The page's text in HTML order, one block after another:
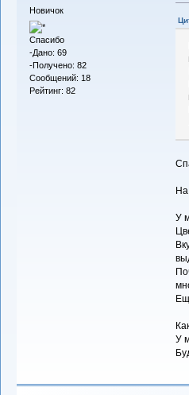
Новичок
Спасибо
-Дано: 69
-Получено: 82
Сообщений: 18
Рейтинг: 82
На
У
У